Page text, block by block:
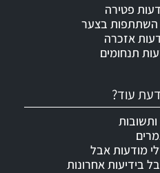
עוד?
מודעות אבל
בידיעות אחרונות
פטירה
השתתפות בצער
אזכרה
תנחומים